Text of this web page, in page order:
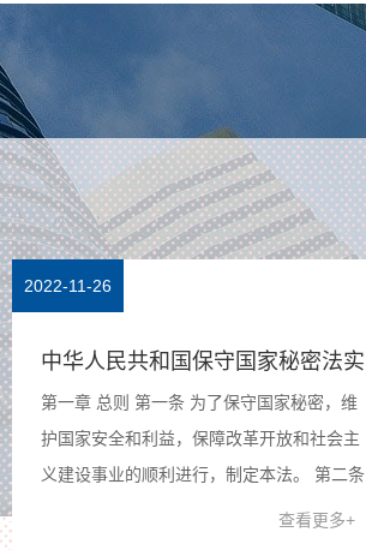
2022-11-26
内网防护建设方案
随着单位信息化建设的不断加强，为了维护
网络内部的整体安全及提高系统的管理控
制，需要对单位内网办公终端、服务器、信
息系统、关键数据、网络设备等统一进行安
查看更多+